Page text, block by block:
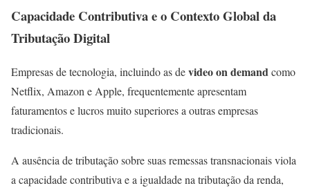
Capacidade Contributiva e o Contexto Global da
Tributação Digital
Empresas de tecnologia, incluindo as devideo on demandcomo
Netflix, Amazon e Apple, frequentemente apresentam
faturamentos e lucros muito superiores a outras empresas
tradicionais.
A ausência de tributação sobre suas remessas transnacionais viola
a capacidade contributiva e a igualdade na tributação da renda,